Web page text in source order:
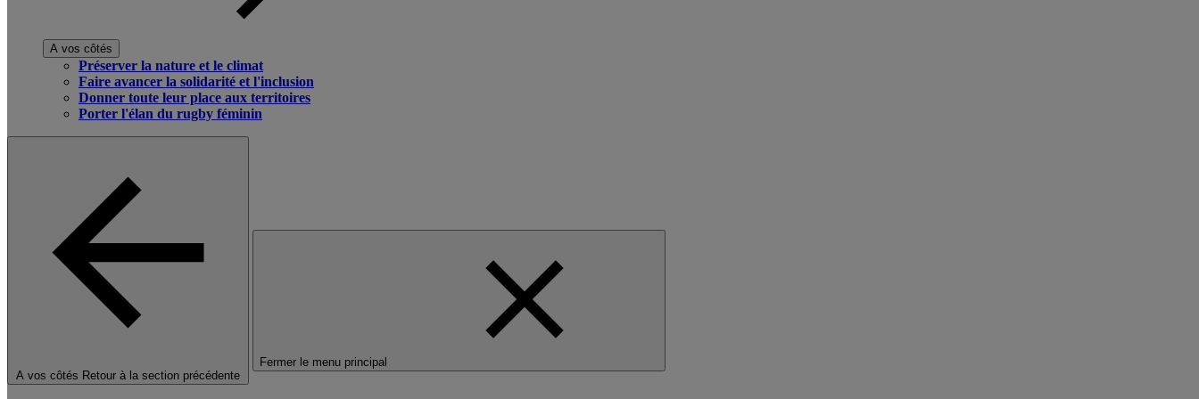
A vos côtés
Préserver la nature et le climat
Faire avancer la solidarité et l'inclusion
Donner toute leur place aux territoires
Porter l'élan du rugby féminin
A vos côtés Retour à la section précédente
Fermer le menu principal